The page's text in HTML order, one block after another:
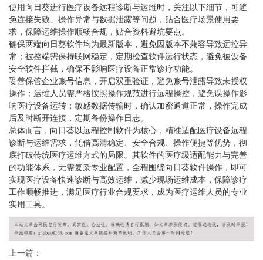
使用向日葵进行医疗设备远程诊断与运维时，关注以下细节，可避
免连接失败、操作异常与数据泄露等问题，贴合医疗场景使用要
求，保障运维操作顺畅合规，贴合资料避坑要点。
确保两端向日葵软件均为最新版本，避免因版本不兼容导致远控异
常；被控端需保持联网稳定，定期检查软件运行状态，避免被设备
安全软件拦截，确保不影响医疗设备正常诊疗功能。
妥善保管企业账号信息，开启双重验证，避免账号泄露导致未授权
操作；运维人员需严格按照操作规范进行远程操控，避免误操作影
响医疗设备运转；敏感数据传输时，确认加密通道正常，操作完成
后及时断开连接，定期备份操作日志。
总体而言，向日葵以远程控制软件为核心，精准适配医疗设备远程
诊断与运维需求，凭借高清稳定、安全合规、操作便捷等优势，彻
底打破传统医疗运维方式的局限。其软件的医疗级适配能力与完善
的功能体系，无需复杂专业配置，全程围绕向日葵软件操作，即可
实现医疗设备快速诊断与高效运维，减少现场运维成本，保障诊疗
工作顺畅推进，满足医疗行业合规要求，成为医疗运维人员的专业
实用工具。
上一篇：